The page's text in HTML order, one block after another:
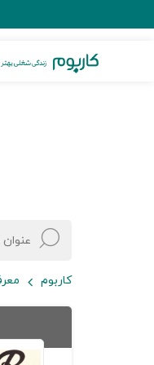
کاربوم